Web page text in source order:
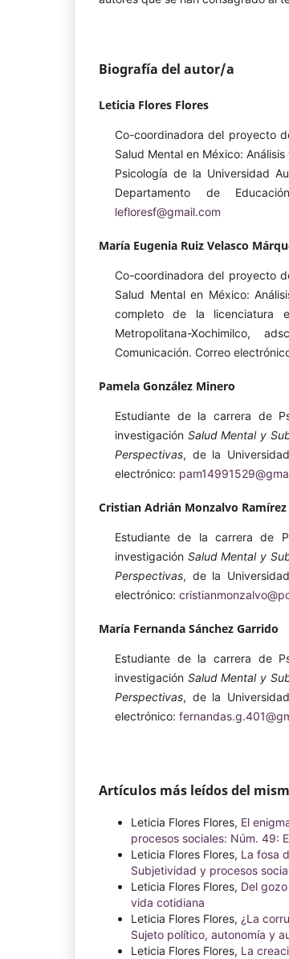
Biografía del autor/a
Leticia Flores Flores
Co-coordinadora del proyecto
Salud Mental en México:
Psicología de la Universidad
Departamento de
lefloresf@gmail.com
María Eugenia Ruiz Velasco
Co-coordinadora del proyecto
Salud Mental en México:
completo de la licenciatura
Metropolitana-Xochimilco,
Comunicación. Correo
Pamela González Minero
Estudiante de la carrera de
investigación Salud Mental y
Perspectivas, de la
electrónico:
Cristian Adrián Monzalvo Ramírez
Estudiante de la carrera de
investigación Salud Mental y
Perspectivas, de la
electrónico:
María Fernanda Sánchez Garrido
Estudiante de la carrera de
investigación Salud Mental y
Perspectivas, de la
electrónico:
Artículos más leídos del
Leticia Flores Flores, El
procesos sociales: Núm. 49:
Leticia Flores Flores, La fosa
Subjetividad y procesos
Leticia Flores Flores, Del
vida cotidiana
Leticia Flores Flores, ¿La
Sujeto político, autonomía y
Leticia Flores Flores, La